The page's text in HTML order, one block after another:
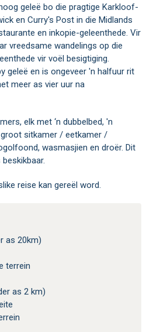
geleë bo die pragtige Karkloof-
en Curry's Post in die Midlands
en inkopie-geleenthede. Vir
vreedsame wandelings op die
vir voël besigtiging.
geleë en is ongeveer 'n halfuur rit
meer as vier uur na
elk met ‘n dubbelbed, 'n
sitkamer / eetkamer /
wasmasjien en droër. Dit
reise kan gereël word.
as 20km)
terrein
as 2 km)